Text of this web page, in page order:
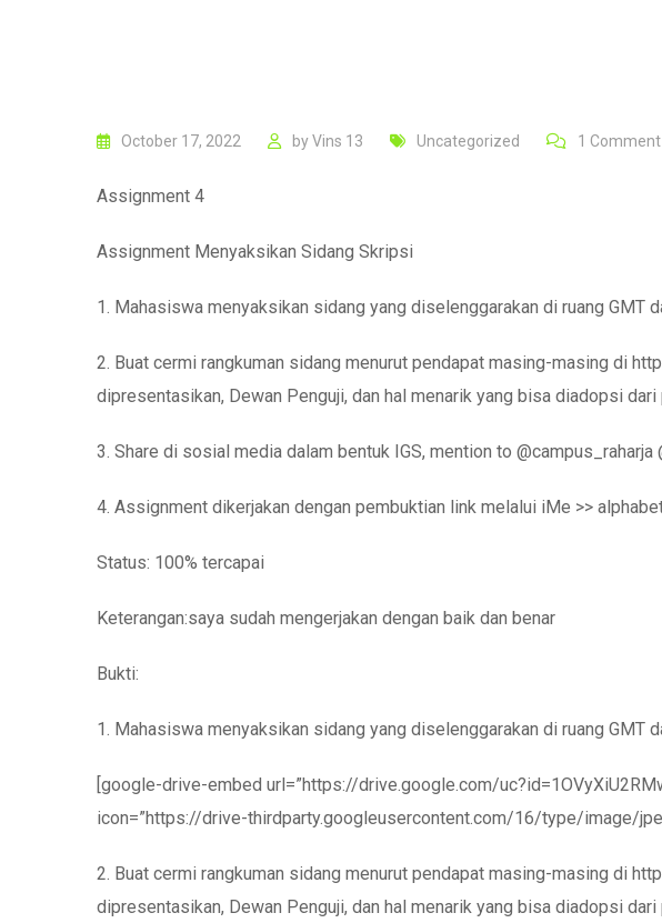
October 17, 2022 byVins 13 Uncategorized 1 Comment
Assignment 4
Assignment Menyaksikan Sidang Skripsi
1. Mahasiswa menyaksikan sidang yang diselenggarakan di ruang
2. Buat cermi rangkuman sidang menurut pendapat masing-masing di
dipresentasikan, Dewan Penguji, dan hal menarik yang bisa diadopsi
3. Share di sosial media dalam bentuk IGS, mention to
4. Assignment dikerjakan dengan pembuktian link melalui iMe >>
Status: 100% tercapai
Keterangan:saya sudah mengerjakan dengan baik dan benar
Bukti:
1. Mahasiswa menyaksikan sidang yang diselenggarakan di ruang
[google-drive-embed url=”https://drive.google.com/
icon=”https://drive-thirdparty.googleusercontent.com/16/type/image/
2. Buat cermi rangkuman sidang menurut pendapat masing-masing di
dipresentasikan, Dewan Penguji, dan hal menarik yang bisa diadopsi